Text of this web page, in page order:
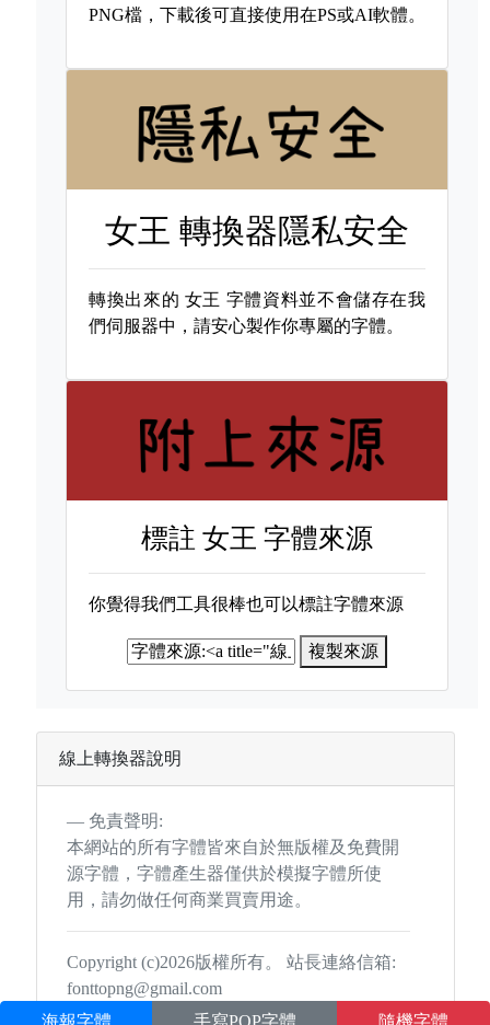
PNG檔，下載後可直接使用在PS或AI軟體。
女王 轉換器隱私安全
轉換出來的 女王 字體資料並不會儲存在我
們伺服器中，請安心製作你專屬的字體。
標註女王 字體來源
你覺得我們工具很棒也可以標註字體來源
複製來源
線上轉換器說明
免責聲明:
本網站的所有字體皆來自於無版權及免費開
源字體，字體產生器僅供於模擬字體所使
用，請勿做任何商業買賣用途。
Copyright (c)2026版權所有。 站長連絡信箱:
fonttopng@gmail.com
海報字體
手寫POP字體 隨機字體